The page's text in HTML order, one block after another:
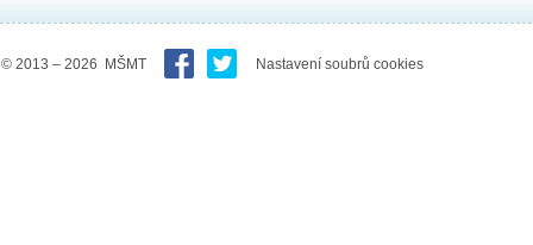
© 2013 – 2026 MŠMT Nastavení soubrů cookies